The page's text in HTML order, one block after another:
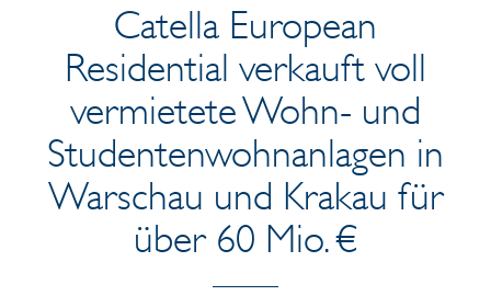
Catella European
Residential verkauft voll
vermietete Wohn- und
Studentenwohnanlagen in
Warschau und Krakau für
über 60 Mio. €